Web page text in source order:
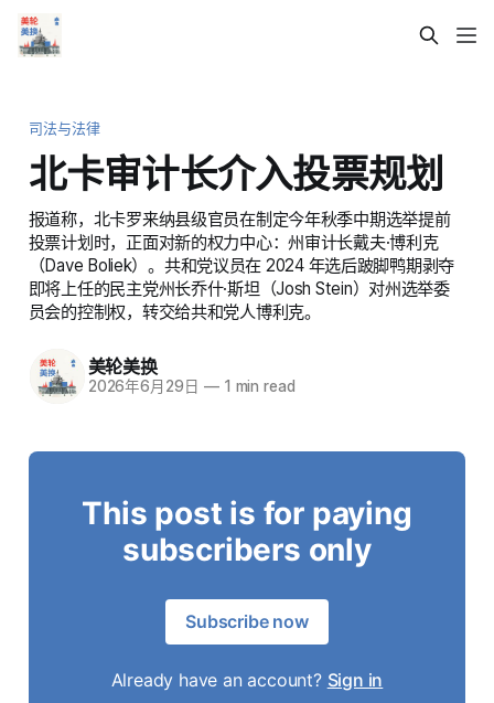
司法与法律
北卡审计长介入投票规划
报道称，北卡罗来纳县级官员在制定今年秋季中期选举提前
投票计划时，正面对新的权力中心：州审计长戴夫·博利克
（Dave Boliek）。共和党议员在 2024 年选后跛脚鸭期剥夺
即将上任的民主党州长乔什·斯坦（Josh Stein）对州选举委
员会的控制权，转交给共和党人博利克。
美轮美换
2026年6月29日 —1 min read
This post is for paying
subscribers only
Subscribe now
Already have an account? Sign in